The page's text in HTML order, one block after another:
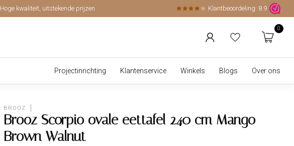
Hoge kwaliteit, uitstekende prijzen Klantbeoordeling: 8.9
0
Projectinrichting Klantenservice Winkels Blogs Over ons
BROOZ
Brooz Scorpio ovale eettafel 240 cm Mango
Brown Walnut